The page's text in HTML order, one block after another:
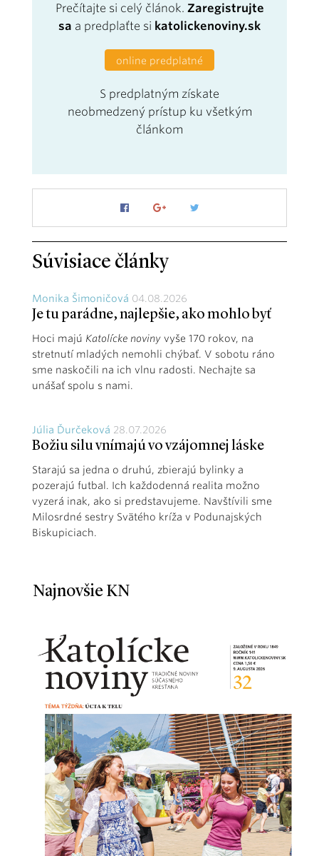
Prečítajte si celý článok. Zaregistrujte
sa a predplaťte si katolickenoviny.sk
online predplatné
S predplatným získate
neobmedzený prístup ku všetkým
článkom
Súvisiace články
Monika Šimoničová 04.08.2026
Je tu parádne, najlepšie, ako mohlo byť
Hoci majú Katolícke noviny vyše 170 rokov, na
stretnutí mladých nemohli chýbať. V sobotu ráno
sme naskočili na ich vlnu radosti. Nechajte sa
unášať spolu s nami.
Júlia Ďurčeková 28.07.2026
Božiu silu vnímajú vo vzájomnej láske
Starajú sa jedna o druhú, zbierajú bylinky a
pozerajú futbal. Ich každodenná realita možno
vyzerá inak, ako si predstavujeme. Navštívili sme
Milosrdné sestry Svätého kríža v Podunajských
Biskupiciach.
Najnovšie KN